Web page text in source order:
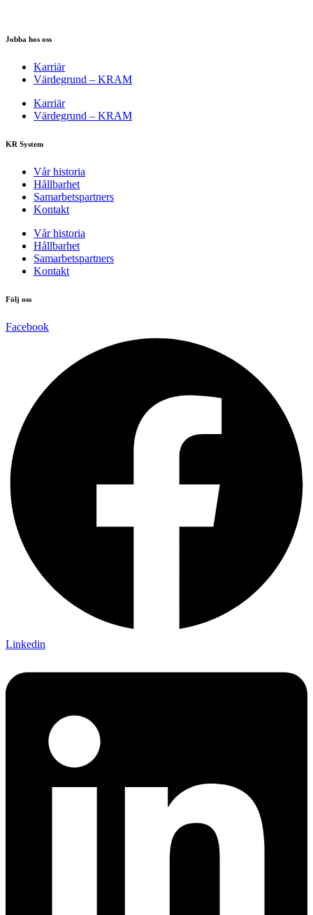
Jobba hos oss
Karriär
Värdegrund – KRAM
Karriär
Värdegrund – KRAM
KR System
Vår historia
Hållbarhet
Samarbetspartners
Kontakt
Vår historia
Hållbarhet
Samarbetspartners
Kontakt
Följ oss
Facebook
Linkedin